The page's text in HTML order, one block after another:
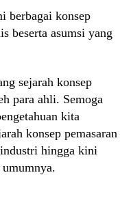
berbagai konsep
beserta asumsi yang
sejarah konsep
para ahli. Semoga
kita
konsep pemasaran
hingga kini
umumnya.